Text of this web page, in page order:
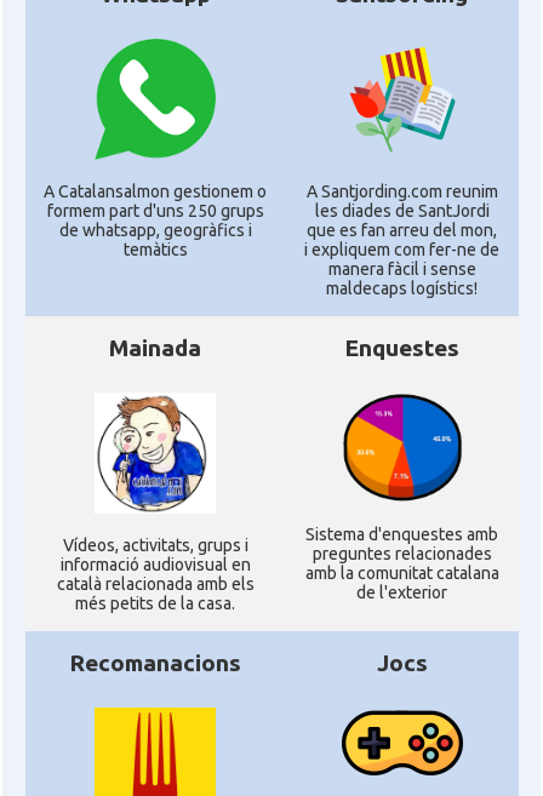
A Catalansalmon gestionem o
formem part d'uns 250 grups
de whatsapp, geogràfics i
temàtics
A Santjording.com reunim
les diades de SantJordi
que es fan arreu del mon,
i expliquem com fer-ne de
manera fàcil i sense
maldecaps logí­stics!
Mainada
Ví­deos, activitats, grups i
informació audiovisual en
català relacionada amb els
més petits de la casa.
Enquestes
Sistema d'enquestes amb
preguntes relacionades
amb la comunitat catalana
de l'exterior
Recomanacions Jocs